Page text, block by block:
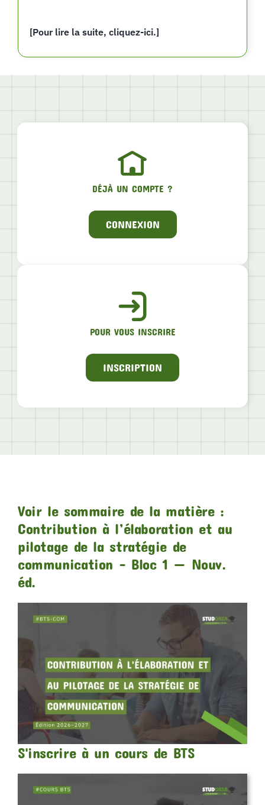
[Pour lire la suite, cliquez-ici.]
DÉJÀ UN COMPTE ?
CONNEXION
POUR VOUS INSCRIRE
INSCRIPTION
Voir le sommaire de la matière :
Contribution à l’élaboration et au
pilotage de la stratégie de
communication – Bloc 1 — Nouv.
éd.
S'inscrire à un cours de BTS